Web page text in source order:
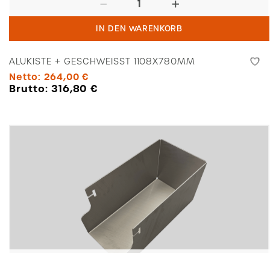
+
IN DEN WARENKORB
ALUKISTE + GESCHWEISST 1108X780MM
Netto: 264,00€
Brutto: 316,80€